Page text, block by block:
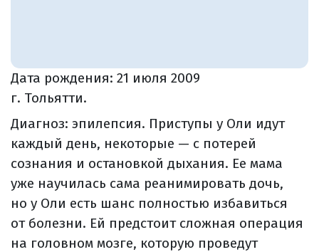
Дата рождения: 21 июля 2009
г. Тольятти.
Диагноз: эпилепсия. Приступы у Оли идут
каждый день, некоторые — с потерей
сознания и остановкой дыхания. Ее мама
уже научилась сама реанимировать дочь,
но у Оли есть шанс полностью избавиться
от болезни. Ей предстоит сложная операция
на головном мозге, которую проведут